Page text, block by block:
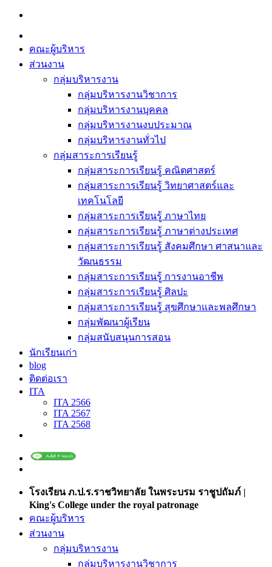
Skip
content
คณะผู้บริหาร
ส่วนงาน
กลุ่มบริหารงาน
กลุ่มบริหารงานวิชาการ
กลุ่มบริหารงานบุคคล
กลุ่มบริหารงานงบประมาณ
กลุ่มบริหารงานทั่วไป
กลุ่มสาระการเรียนรู้
กลุ่มสาระการเรียนรู้ คณิตศาสตร์
กลุ่มสาระการเรียนรู้ วิทยาศาสตร์และ
เทคโนโลยี
กลุ่มสาระการเรียนรู้ ภาษาไทย
กลุ่มสาระการเรียนรู้ ภาษาต่างประเทศ
กลุ่มสาระการเรียนรู้ สังคมศึกษา ศาสนาและ
วัฒนธรรม
กลุ่มสาระการเรียนรู้ การงานอาชีพ
กลุ่มสาระการเรียนรู้ ศิลปะ
กลุ่มสาระการเรียนรู้ สุขศึกษาและพลศึกษา
กลุ่มพัฒนาผู้เรียน
กลุ่มสนับสนุนการสอน
นักเรียนเก่า
blog
ติดต่อเรา
ITA
ITA 2566
ITA 2567
ITA 2568
โรงเรียน ภ.ป.ร.ราชวิทยาลัย ในพระบรม ราชูปถัมภ์ |
King's College under the royal patronage
คณะผู้บริหาร
ส่วนงาน
กลุ่มบริหารงาน
กลุ่มบริหารงานวิชาการ